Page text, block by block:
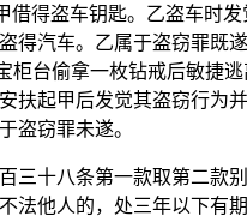
借得盗车钥匙。乙盗车时
得汽车。乙属于盗窃罪既
柜台偷拿一枚钻戒后敏捷
扶起甲后发觉其盗窃行为
盗窃罪未遂。
十八条第一款取第二款别
法他人的，处三年以下有